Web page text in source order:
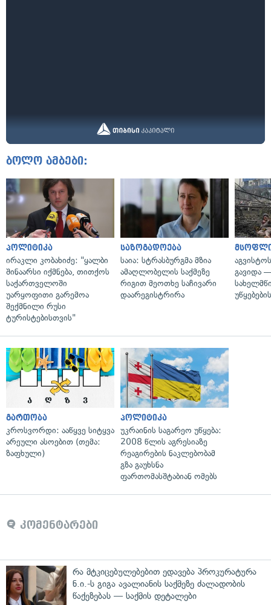
ბოლო ამბები:
პოლიტიკა
ირაკლი კობახიძე: "ყალბი
შინაარსი იქმნება, თითქოს
საქართველოში
უარყოფითი გარემოა
შექმნილი რუსი
ტურისტებისთვის"
საზოგადოება
საია: სტრასბურგმა მზია
ამაღლობელის საქმეზე
რიგით მეოთხე საჩივარი
დაარეგისტრირა
გავიდა
გართობა
კროსვორდი: ააწყვე სიტყვა
არეული ასოებით (თემა:
ზაფხული)
პოლიტიკა
უკრაინის საგარეო უწყება:
2008 წლის აგრესიაზე
რეაგირების ნაკლებობამ
გზა გაუხსნა
ფართომასშტაბიან ომებს
კომენტარები
რა მტკიცებულებებით ედავება პროკურატურა
ნ.ი.-ს გიგა ავალიანის საქმეზე ძალადობის
წაქეზებას — საქმის დეტალები